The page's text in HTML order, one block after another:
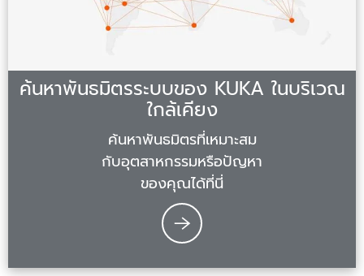
ค้นหาพันธมิตรระบบของ KUKA ในบริเวณ
ใกล้เคียง
ค้นหาพันธมิตรที่เหมาะสม
กับอุตสาหกรรมหรือปัญหา
ของคุณได้ที่นี่